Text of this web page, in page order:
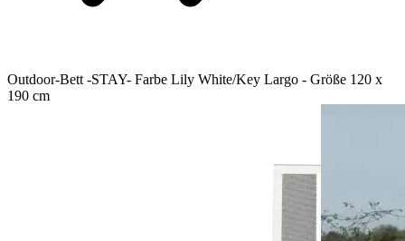
Outdoor-Bett -STAY- Farbe Lily White/Key Largo - Größe 120 x
190 cm